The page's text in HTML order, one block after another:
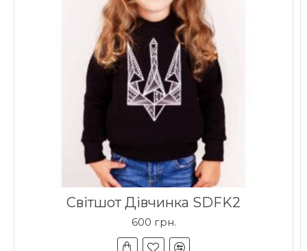
Світшот Дівчинка SDFK2
600 грн.